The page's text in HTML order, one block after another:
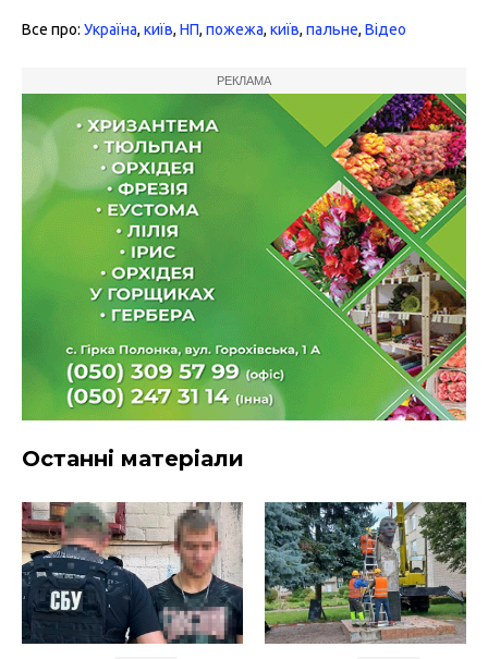
Все про: Україна, київ, НП, пожежа, київ, пальне, Відео
РЕКЛАМА
Останні матеріали